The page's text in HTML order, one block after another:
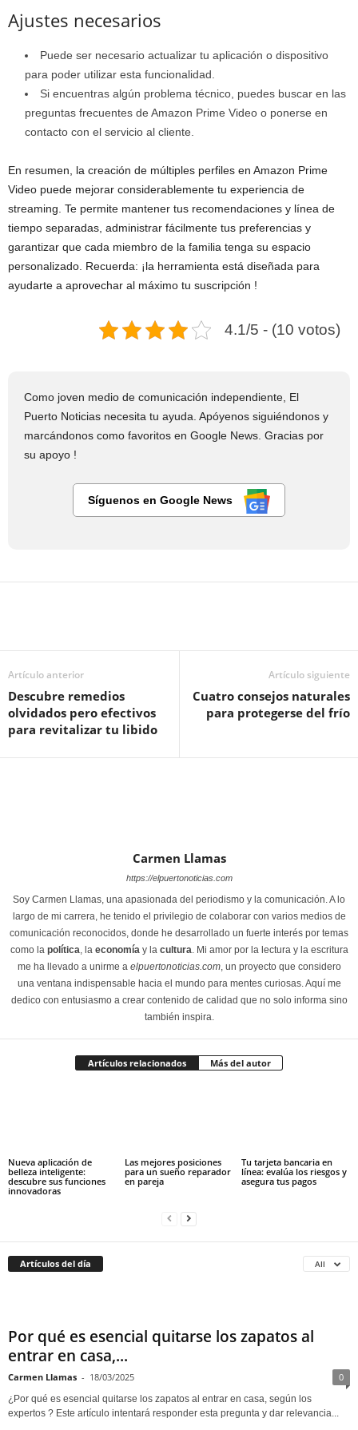
Ajustes necesarios
Puede ser necesario actualizar tu aplicación o dispositivo
para poder utilizar esta funcionalidad.
Si encuentras algún problema técnico, puedes buscar en las
preguntas frecuentes de Amazon Prime Video o ponerse en
contacto con el servicio al cliente.
En resumen, la creación de múltiples perfiles en Amazon Prime
Video puede mejorar considerablemente tu experiencia de
streaming. Te permite mantener tus recomendaciones y línea de
tiempo separadas, administrar fácilmente tus preferencias y
garantizar que cada miembro de la familia tenga su espacio
personalizado. Recuerda: ¡la herramienta está diseñada para
ayudarte a aprovechar al máximo tu suscripción !
4.1/5 - (10 votos)
Como joven medio de comunicación independiente, El
Puerto Noticias necesita tu ayuda. Apóyenos siguiéndonos y
marcándonos como favoritos en Google News. Gracias por
su apoyo !
Síguenos en Google News
Artículo anterior
Descubre remedios
olvidados pero efectivos
para revitalizar tu libido
Artículo siguiente
Cuatro consejos naturales
para protegerse del frío
Carmen Llamas
https://elpuertonoticias.com
Soy Carmen Llamas, una apasionada del periodismo y la comunicación. A lo
largo de mi carrera, he tenido el privilegio de colaborar con varios medios de
comunicación reconocidos, donde he desarrollado un fuerte interés por temas
como la política , la economía y la cultura . Mi amor por la lectura y la escritura
me ha llevado a unirme a elpuertonoticias.com, un proyecto que considero
una ventana indispensable hacia el mundo para mentes curiosas. Aquí me
dedico con entusiasmo a crear contenido de calidad que no solo informa sino
también inspira.
Artículos relacionados Más del autor
Nueva aplicación de
belleza inteligente:
descubre sus funciones
innovadoras
Las mejores posiciones
para un sueño reparador
en pareja
Tu tarjeta bancaria en
línea: evalúa los riesgos y
asegura tus pagos
Artículos del día All
Por qué es esencial quitarse los zapatos al
entrar en casa,...
Carmen Llamas - 18/03/2025 0
¿Por qué es esencial quitarse los zapatos al entrar en casa, según los
expertos ? Este artículo intentará responder esta pregunta y dar relevancia...